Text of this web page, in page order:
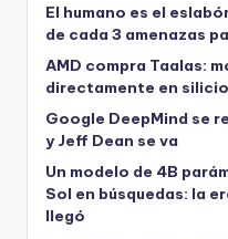
El humano es el
de cada 3 amenazas
AMD compra Taalas:
directamente en silicio
Google DeepMind se
y Jeff Dean se va
Un modelo de 4B
Sol en búsquedas: la
llegó